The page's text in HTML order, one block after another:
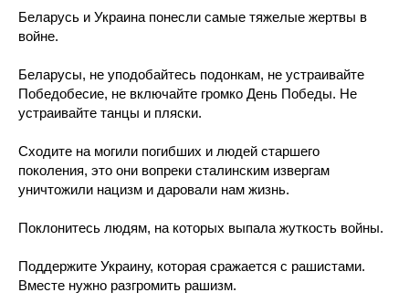
Беларусь и Украина понесли самые тяжелые жертвы в
войне.
Беларусы, не уподобайтесь подонкам, не устраивайте
Победобесие, не включайте громко День Победы. Не
устраивайте танцы и пляски.
Сходите на могили погибших и людей старшего
поколения, это они вопреки сталинским извергам
уничтожили нацизм и даровали нам жизнь.
Поклонитесь людям, на которых выпала жуткость войны.
Поддержите Украину, которая сражается с рашистами.
Вместе нужно разгромить рашизм.